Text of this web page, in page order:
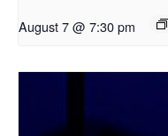
August 7 @ 7:30 pm